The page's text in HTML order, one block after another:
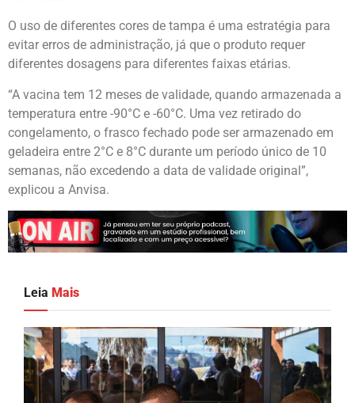
O uso de diferentes cores de tampa é uma estratégia para
evitar erros de administração, já que o produto requer
diferentes dosagens para diferentes faixas etárias.
“A vacina tem 12 meses de validade, quando armazenada a
temperatura entre -90°C e -60°C. Uma vez retirado do
congelamento, o frasco fechado pode ser armazenado em
geladeira entre 2°C e 8°C durante um período único de 10
semanas, não excedendo a data de validade original”,
explicou a Anvisa.
Leia Mais